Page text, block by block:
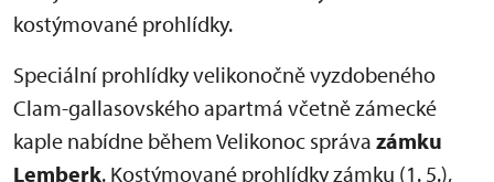
kostýmované prohlídky.
Speciální prohlídky velikonočně vyzdobeného
Clam-gallasovského apartmá včetně zámecké
kaple nabídne během Velikonoc správa zámku
Lemberk. Kostýmované prohlídky zámku (1. 5.),